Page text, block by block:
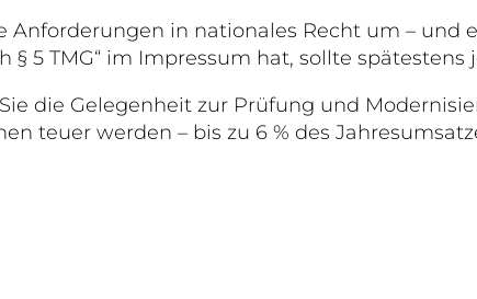
Anforderungen in nationales Recht um – und
§ 5 TMG“ im Impressum hat, sollte
die Gelegenheit zur Prüfung und
teuer werden – bis zu 6 % des